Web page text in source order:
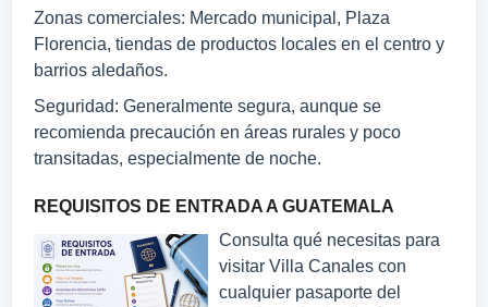
Zonas comerciales: Mercado municipal, Plaza
Florencia, tiendas de productos locales en el centro y
barrios aledaños.
Seguridad: Generalmente segura, aunque se
recomienda precaución en áreas rurales y poco
transitadas, especialmente de noche.
REQUISITOS DE ENTRADA A GUATEMALA
Consulta qué necesitas para
visitar Villa Canales con
cualquier pasaporte del